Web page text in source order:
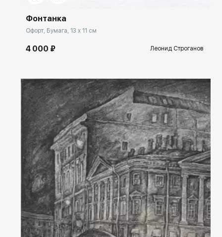
Фонтанка
Офорт, Бумага, 13 x 11 см
4 000 ₽ Леонид Строганов